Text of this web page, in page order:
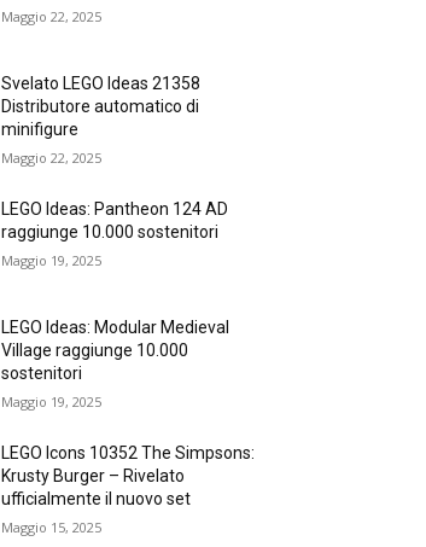
Maggio 22, 2025
Svelato LEGO Ideas 21358
Distributore automatico di
minifigure
Maggio 22, 2025
LEGO Ideas: Pantheon 124 AD
raggiunge 10.000 sostenitori
Maggio 19, 2025
LEGO Ideas: Modular Medieval
Village raggiunge 10.000
sostenitori
Maggio 19, 2025
LEGO Icons 10352 The Simpsons:
Krusty Burger – Rivelato
ufficialmente il nuovo set
Maggio 15, 2025